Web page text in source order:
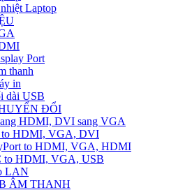
Laptop
Port
thanh
in
dài USB
ĐỔI
HDMI, DVI sang VGA
HDMI, VGA, DVI
to HDMI, VGA, HDMI
to HDMI, VGA, USB
LAN
ÂM THANH